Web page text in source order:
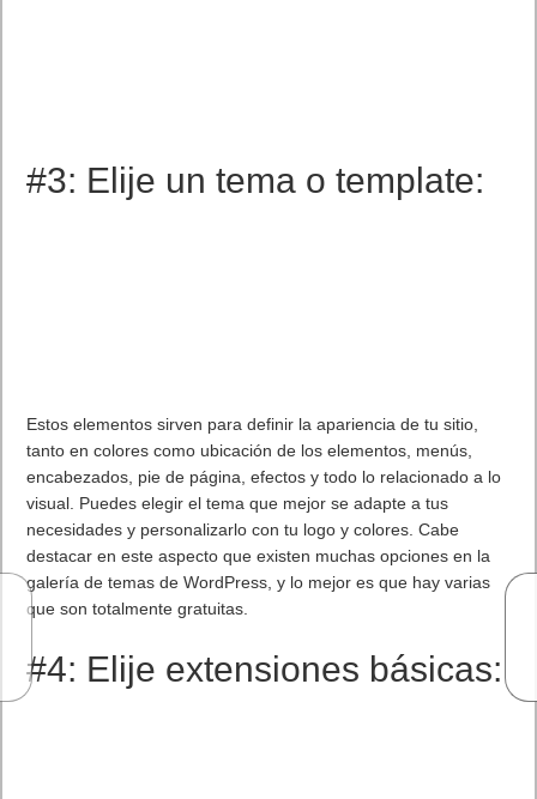
#3: Elije un tema o template:
Estos elementos sirven para definir la apariencia de tu sitio,
tanto en colores como ubicación de los elementos, menús,
encabezados, pie de página, efectos y todo lo relacionado a lo
visual. Puedes elegir el tema que mejor se adapte a tus
necesidades y personalizarlo con tu logo y colores. Cabe
destacar en este aspecto que existen muchas opciones en la
galería de temas de WordPress, y lo mejor es que hay varias
que son totalmente gratuitas.
#4: Elije extensiones básicas: